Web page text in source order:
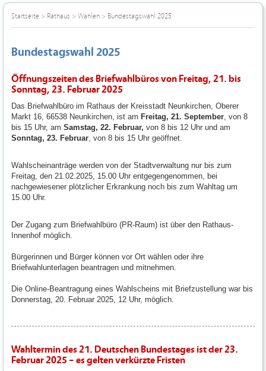
Startseite > Rathaus > Wahlen > Bundestagswahl 2025
Bundestagswahl 2025
Öffnungszeiten des Briefwahlbüros von Freitag, 21. bis
Sonntag, 23. Februar 2025
Das Briefwahlbüro im Rathaus der Kreisstadt Neunkirchen, Oberer
Markt 16, 66538 Neunkirchen, ist am Freitag, 21. September , von 8
bis 15 Uhr, am Samstag, 22. Februar, von 8 bis 12 Uhr und am
Sonntag, 23. Februar , von 8 bis 15 Uhr geöffnet.
Wahlscheinanträge werden von der Stadtverwaltung nur bis zum
Freitag, den 21.02.2025, 15.00 Uhr entgegengenommen, bei
nachgewiesener plötzlicher Erkrankung noch bis zum Wahltag um
15.00 Uhr.
Der Zugang zum Briefwahlbüro (PR-Raum) ist über den Rathaus-
Innenhof möglich.
Bürgerinnen und Bürger können vor Ort wählen oder ihre
Briefwahlunterlagen beantragen und mitnehmen.
Die Online-Beantragung eines Wahlscheins mit Briefzustellung war bis
Donnerstag, 20. Februar 2025, 12 Uhr, möglich.
Wahltermin des 21. Deutschen Bundestages ist der 23.
Februar 2025 – es gelten verkürzte Fristen